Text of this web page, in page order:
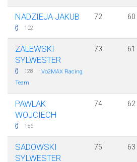
NADZIEJA JAKUB
102
72 60
ZALEWSKI
SYLWESTER
128 · Vo2MAX Racing
Team
73 61
PAWLAK
WOJCIECH
156
74 62
SADOWSKI
SYLWESTER
75 63